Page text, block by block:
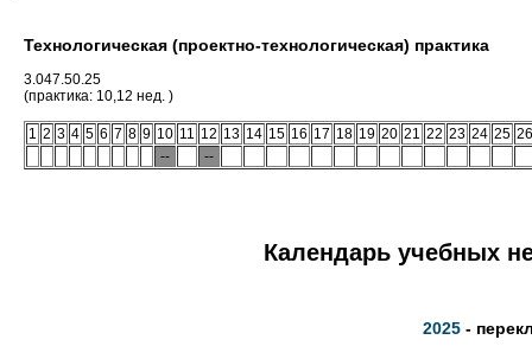
Технологическая (проектно-технологическая) практика
3.047.50.25
(практика: 10,12 нед. )
1 2 3 4 5 6 7 8 9 10 11 12 13 14 15 16 17 18 19 20 21 22 23 24 25 26
--
--
Календарь учебных
2025 -